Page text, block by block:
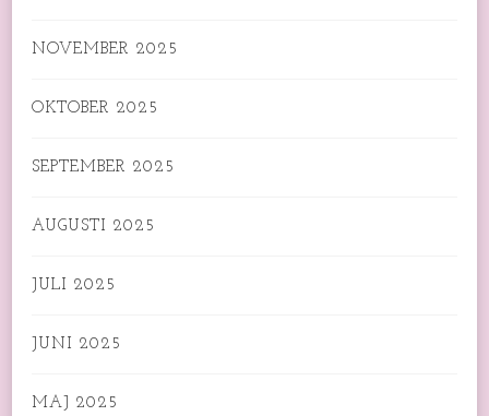
NOVEMBER 2025
OKTOBER 2025
SEPTEMBER 2025
AUGUSTI 2025
JULI 2025
JUNI 2025
MAJ 2025